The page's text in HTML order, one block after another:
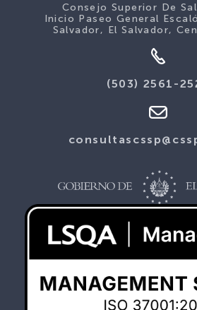
Consejo Superior De
Inicio Paseo General
Salvador, El Salvador,
(503) 2561-